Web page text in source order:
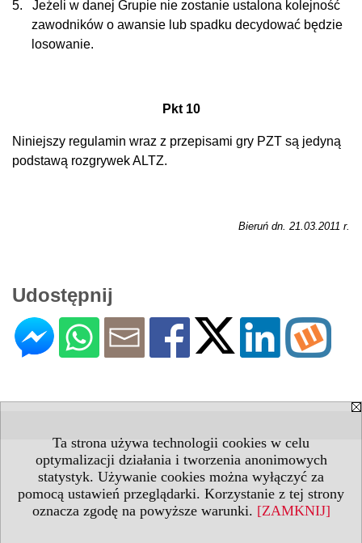
Ta strona używa technologii cookies w celu
optymalizacji działania i tworzenia anonimowych
statystyk. Używanie cookies można wyłączyć za
pomocą ustawień przeglądarki. Korzystanie z tej strony
oznacza zgodę na powyższe warunki. [ZAMKNIJ]
5.
Jeżeli w danej Grupie nie zostanie ustalona kolejność
zawodników o awansie lub spadku decydować będzie
losowanie.
Pkt 10
Niniejszy regulamin wraz z przepisami gry PZT są jedyną
podstawą rozgrywek ALTZ.
Bieruń dn. 21.03.2011 r.
Udostępnij